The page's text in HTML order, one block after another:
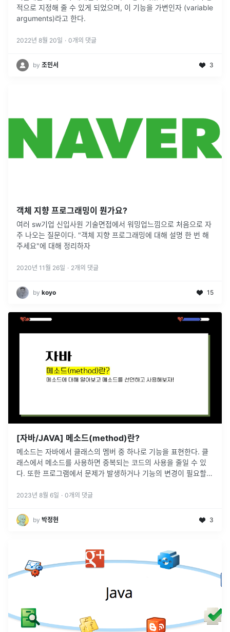
적으로 지정해 줄 수 있게 되었으며, 이 기능을 가변인자 (variable
arguments)라고 한다.
2022년 8월 20일 · 0개의 댓글
by 조민서 3
객체 지향 프로그래밍이 뭔가요?
여러 sw기업 신입사원 기술면접에서 워밍업느낌으로 처음으로 자
주 나오는 질문이다. "객체 지향 프로그래밍에 대해 설명 한 번 해
주세요"에 대해 정리하자
2020년 11월 26일 · 2개의 댓글
by koyo 15
[자바/JAVA] 메소드(method)란?
메소드는 자바에서 클래스의 멤버 중 하나로 기능을 표현한다. 클
래스에서 메소드를 사용하면 중복되는 코드의 사용을 줄일 수 있
다. 또한 프로그램에서 문제가 발생하거나 기능의 변경이 필요할
2023년 8월 6일 · 0개의 댓글
by 박정현 3